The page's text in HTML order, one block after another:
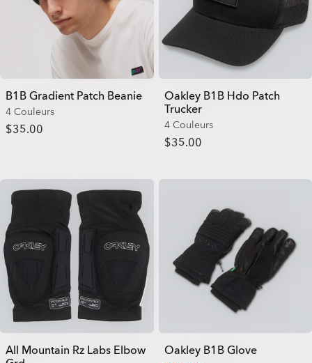
B1B Gradient Patch Beanie
4 Couleurs
$35.00
Oakley B1B Hdo Patch
Trucker
4 Couleurs
$35.00
All Mountain Rz Labs Elbow
Oakley B1B Glove